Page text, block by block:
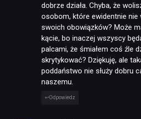
dobrze działa. Chyba, że
osobom, które ewidentnie nie
swoich obowiązków? Może
kącie, bo inaczej wszyscy
palcami, że śmiałem coś źle
skrytykować? Dziękuję, ale
poddaństwo nie służy dobru
naszemu.
Odpowiedz